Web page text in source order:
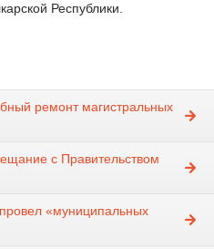
Республики.
ремонт магистральных
с Правительством
«муниципальных